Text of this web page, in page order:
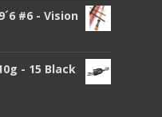
#6 - Vision
- 15 Black